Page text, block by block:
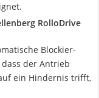
RolloDrive
Blockier-
der Antrieb
ein Hindernis trifft,